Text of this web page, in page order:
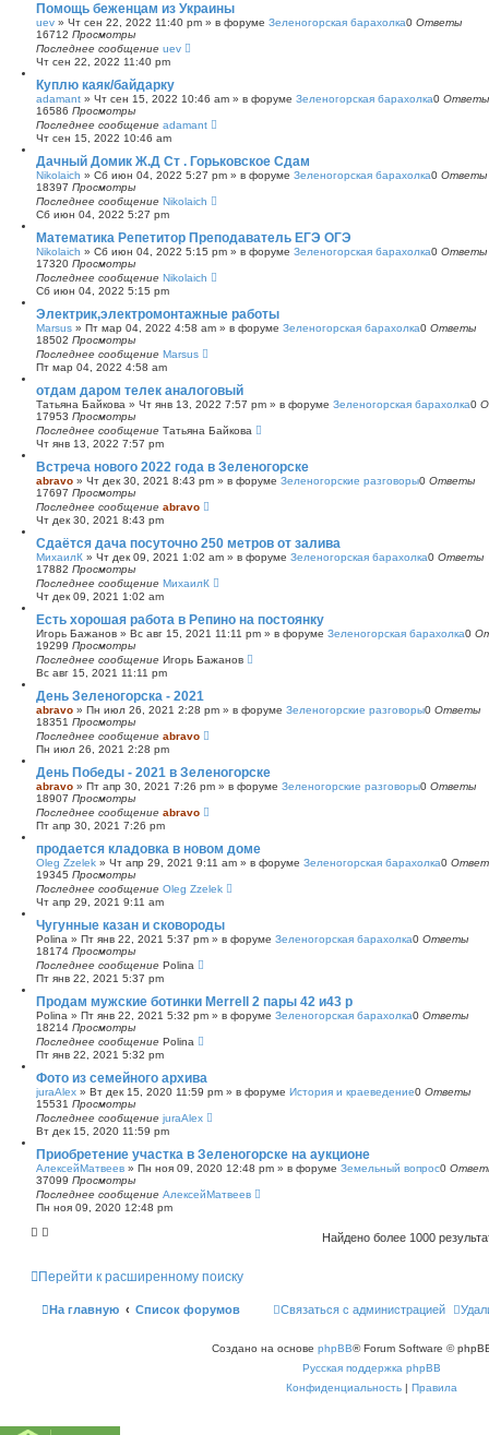
Помощь беженцам из Украины
uev » Чт сен 22, 2022 11:40 pm » в форуме Зеленогорская барахолка0 Ответы
16712 Просмотры
Последнее сообщение uev
Чт сен 22, 2022 11:40 pm
Куплю каяк/байдарку
adamant » Чт сен 15, 2022 10:46 am » в форуме Зеленогорская барахолка0 Ответы
16586 Просмотры
Последнее сообщение adamant
Чт сен 15, 2022 10:46 am
Дачный Домик Ж.Д Ст . Горьковское Сдам
Nikolaich » Сб июн 04, 2022 5:27 pm » в форуме Зеленогорская барахолка0 Ответы
18397 Просмотры
Последнее сообщение Nikolaich
Сб июн 04, 2022 5:27 pm
Математика Репетитор Преподаватель ЕГЭ ОГЭ
Nikolaich » Сб июн 04, 2022 5:15 pm » в форуме Зеленогорская барахолка0 Ответы
17320 Просмотры
Последнее сообщение Nikolaich
Сб июн 04, 2022 5:15 pm
Электрик,электромонтажные работы
Marsus » Пт мар 04, 2022 4:58 am » в форуме Зеленогорская барахолка0 Ответы
18502 Просмотры
Последнее сообщение Marsus
Пт мар 04, 2022 4:58 am
отдам даром телек аналоговый
Татьяна Байкова » Чт янв 13, 2022 7:57 pm » в форуме Зеленогорская барахолка0
17953 Просмотры
Последнее сообщение Татьяна Байкова
Чт янв 13, 2022 7:57 pm
Встреча нового 2022 года в Зеленогорске
abravo » Чт дек 30, 2021 8:43 pm » в форуме Зеленогорские разговоры0 Ответы
17697 Просмотры
Последнее сообщение abravo
Чт дек 30, 2021 8:43 pm
Сдаётся дача посуточно 250 метров от залива
МихаилК » Чт дек 09, 2021 1:02 am » в форуме Зеленогорская барахолка0 Ответы
17882 Просмотры
Последнее сообщение МихаилК
Чт дек 09, 2021 1:02 am
Есть хорошая работа в Репино на постоянку
Игорь Бажанов » Вс авг 15, 2021 11:11 pm » в форуме Зеленогорская барахолка0
19299 Просмотры
Последнее сообщение Игорь Бажанов
Вс авг 15, 2021 11:11 pm
День Зеленогорска - 2021
abravo » Пн июл 26, 2021 2:28 pm » в форуме Зеленогорские разговоры0 Ответы
18351 Просмотры
Последнее сообщение abravo
Пн июл 26, 2021 2:28 pm
День Победы - 2021 в Зеленогорске
abravo » Пт апр 30, 2021 7:26 pm » в форуме Зеленогорские разговоры0 Ответы
18907 Просмотры
Последнее сообщение abravo
Пт апр 30, 2021 7:26 pm
продается кладовка в новом доме
Oleg Zzelek » Чт апр 29, 2021 9:11 am » в форуме Зеленогорская барахолка0
19345 Просмотры
Последнее сообщение Oleg Zzelek
Чт апр 29, 2021 9:11 am
Чугунные казан и сковороды
Polina » Пт янв 22, 2021 5:37 pm » в форуме Зеленогорская барахолка0 Ответы
18174 Просмотры
Последнее сообщение Polina
Пт янв 22, 2021 5:37 pm
Продам мужские ботинки Merrell 2 пары 42 и43 р
Polina » Пт янв 22, 2021 5:32 pm » в форуме Зеленогорская барахолка0 Ответы
18214 Просмотры
Последнее сообщение Polina
Пт янв 22, 2021 5:32 pm
Фото из семейного архива
juraAlex » Вт дек 15, 2020 11:59 pm » в форуме История и краеведение0 Ответы
15531 Просмотры
Последнее сообщение juraAlex
Вт дек 15, 2020 11:59 pm
Приобретение участка в Зеленогорске на аукционе
АлексейМатвеев » Пн ноя 09, 2020 12:48 pm » в форуме Земельный вопрос0
37099 Просмотры
Последнее сообщение АлексейМатвеев
Пн ноя 09, 2020 12:48 pm
Найдено более 1000
Перейти к расширенному поиску
На главную Список форумов Связаться с администрацией
Создано на основе phpBB® Forum Software ©
Русская поддержка phpBB
Конфиденциальность | Правила